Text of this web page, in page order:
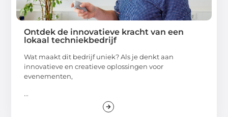
Ontdek de innovatieve kracht van een
lokaal techniekbedrijf
Wat maakt dit bedrijf uniek? Als je denkt aan
innovatieve en creatieve oplossingen voor
evenementen,
...